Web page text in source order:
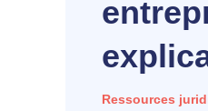
Ressources